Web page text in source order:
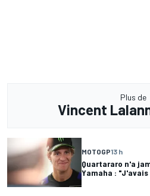
Plus de
Vincent
MOTOGP13 h
Quartararo n'a
Yamaha :